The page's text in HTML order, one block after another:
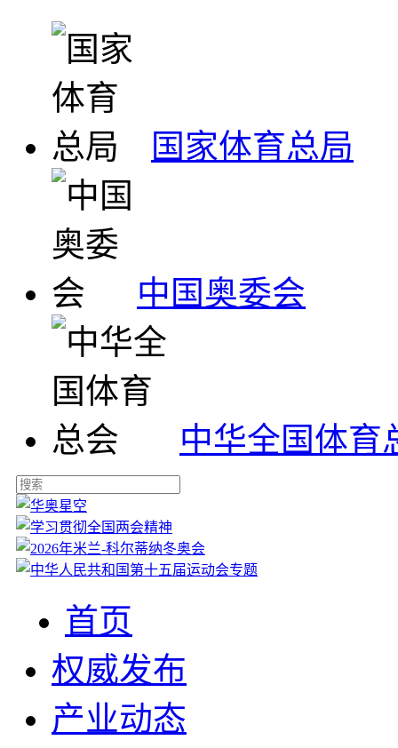
国家体育总局
中国奥委会
中华全国体育
首页
权威发布
产业动态